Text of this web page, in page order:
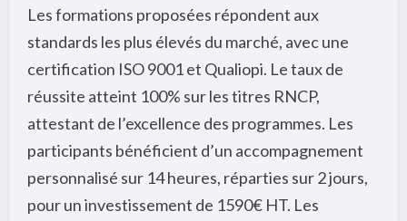
Les formations proposées répondent aux
standards les plus élevés du marché, avec une
certification ISO 9001 et Qualiopi. Le taux de
réussite atteint 100% sur les titres RNCP,
attestant de l’excellence des programmes. Les
participants bénéficient d’un accompagnement
personnalisé sur 14 heures, réparties sur 2 jours,
pour un investissement de 1590€ HT. Les